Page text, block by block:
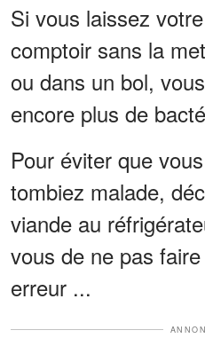
Si vous laissez
comptoir sans la
ou dans un bol,
encore plus de
Pour éviter que
tombiez malade,
viande au
vous de ne pas
erreur ...